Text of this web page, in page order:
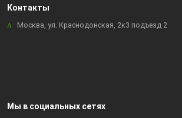
Контакты
Москва, ул. Краснодонская, 2к3 подъезд 2
Мы в социальных сетях